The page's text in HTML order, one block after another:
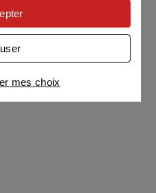
pour adapter nos
nos offres
: nous utilisons avec
pour afficher des
et la liste de nos
mes choix